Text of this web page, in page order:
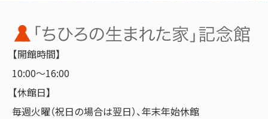
【開館時間】
10:00～16:00
【休館日】
毎週火曜（祝日の場合は翌日）、年末年始休館